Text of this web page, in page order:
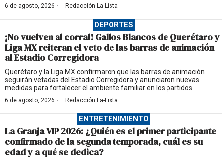
6 de agosto, 2026 · Redacción La-Lista
DEPORTES
¡No vuelven al corral! Gallos Blancos de Querétaro y
Liga MX reiteran el veto de las barras de animación
al Estadio Corregidora
Querétaro y la Liga MX confirmaron que las barras de animación
seguirán vetadas del Estadio Corregidora y anunciaron nuevas
medidas para fortalecer el ambiente familiar en los partidos
6 de agosto, 2026 · Redacción La-Lista
ENTRETENIMIENTO
La Granja VIP 2026: ¿Quién es el primer participante
confirmado de la segunda temporada, cuál es su
edad y a qué se dedica?